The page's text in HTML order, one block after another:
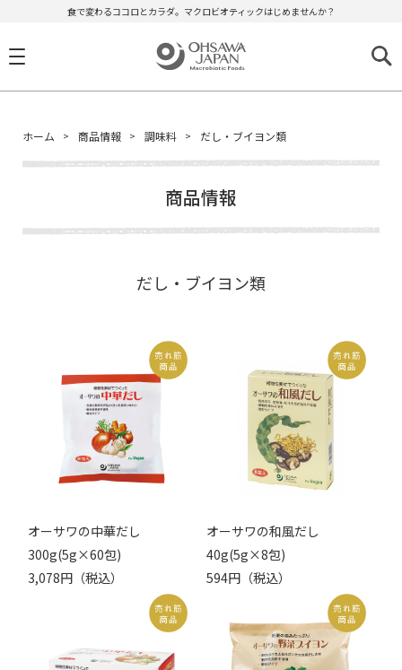
食で変わるココロとカラダ。マクロビオティックはじめませんか？
ホーム 商品情報 調味料 だし・ブイヨン類
商品情報
だし・ブイヨン類
オーサワの中華だし
300g(5g×60包)
3,078円（税込）
オーサワの和風だし
40g(5g×8包)
594円（税込）